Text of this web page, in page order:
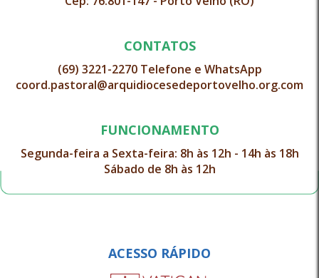
CONTATOS
(69) 3221-2270 Telefone e WhatsApp
coord.pastoral@arquidiocesedeportovelho.org.com
FUNCIONAMENTO
Segunda-feira a Sexta-feira: 8h às 12h - 14h às 18h
Sábado de 8h às 12h
ACESSO RÁPIDO